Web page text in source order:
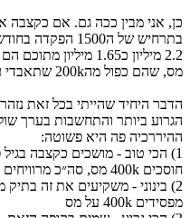
כן, אני מבין ככה גם. אם כקצבה
בתרחיש של
מס, שהם כפול מה200k שתאבדי על דמי ניהול.
הדבר היחיד שהייתי בכל זאת
הגרוע ביותר והתחשבות בערך
ההיררכיה פה היא פשוטה:
חוסכים 400k מס, סה״כ מרוויחים 200k נטו
2) בינוני - משקיעים את זה
מפסידים 400k על מס